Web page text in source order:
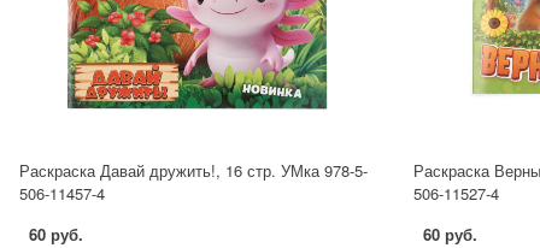
Раскраска Давай дружить!, 16 стр. УМка 978-5-
506-11457-4
60 руб.
Раскраска
506-11527-4
60 руб.